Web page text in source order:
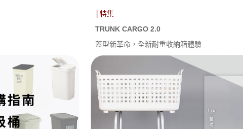
│特集
TRUNK CARGO 2.0
蓋型新革命，全新耐重收納箱體驗